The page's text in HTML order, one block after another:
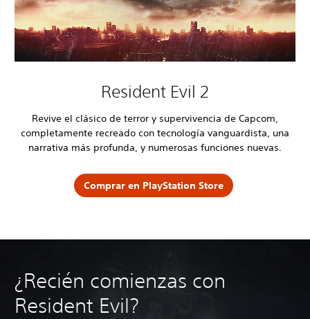
Resident Evil 2
Revive el clásico de terror y supervivencia de Capcom,
completamente recreado con tecnología vanguardista, una
narrativa más profunda, y numerosas funciones nuevas.
Comprar en PlayStation Store
¿Recién comienzas con
Resident Evil?